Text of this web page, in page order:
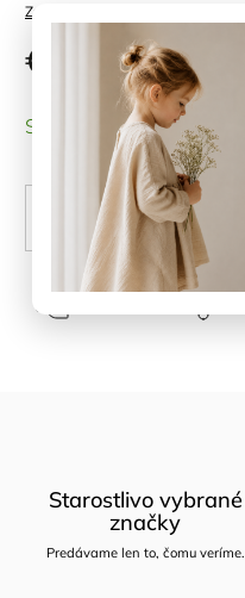
Značka:
€13,50
SKLADOM (1 ks)
Starostlivo vybrané
značky
Predávame len to, čomu veríme.